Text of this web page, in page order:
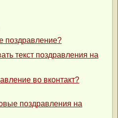
поздравление?
текст поздравления на
во вконтакт?
поздравления на